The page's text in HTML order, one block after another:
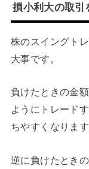
損小利大の取引
株のスイングト
大事です。
負けたときの金
ようにトレード
ちやすくなります
逆に負けたとき